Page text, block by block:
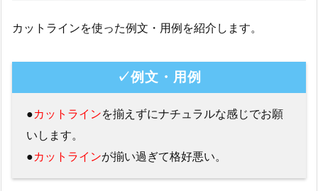
カットラインを使った例文・用例を紹介します。
✓例文・用例
●カットラインを揃えずにナチュラルな感じでお願
いします。
●カットラインが揃い過ぎて格好悪い。